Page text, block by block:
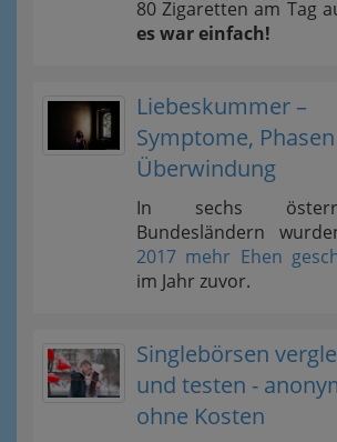
80 Zigaretten am Tag
es war einfach!
Liebeskummer –
Symptome,
Überwindung
In sechs
Bundesländern
2017 mehr Ehen
im Jahr zuvor.
Singlebörsen
und testen -
ohne Kosten